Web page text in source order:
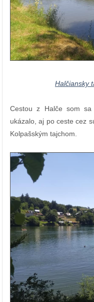
Halčiansky
Cestou z Halče som sa
ukázalo, aj po ceste cez
Kolpašským tajchom.